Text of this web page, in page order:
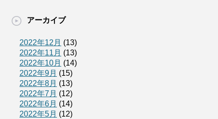
アーカイブ
2022年12月 (13)
2022年11月 (13)
2022年10月 (14)
2022年9月 (15)
2022年8月 (13)
2022年7月 (12)
2022年6月 (14)
2022年5月 (12)